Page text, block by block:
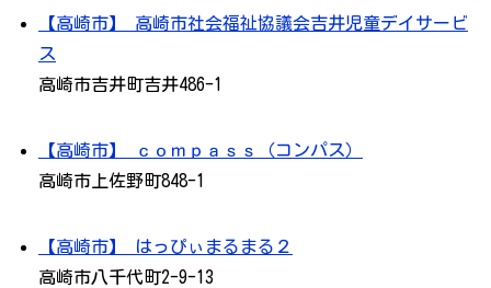
【高崎市】 高崎市社会福祉協議会吉井児童デイサービ
ス
高崎市吉井町吉井486-1
【高崎市】 ｃｏｍｐａｓｓ（コンパス）
高崎市上佐野町848-1
【高崎市】 はっぴぃまるまる２
高崎市八千代町2-9-13